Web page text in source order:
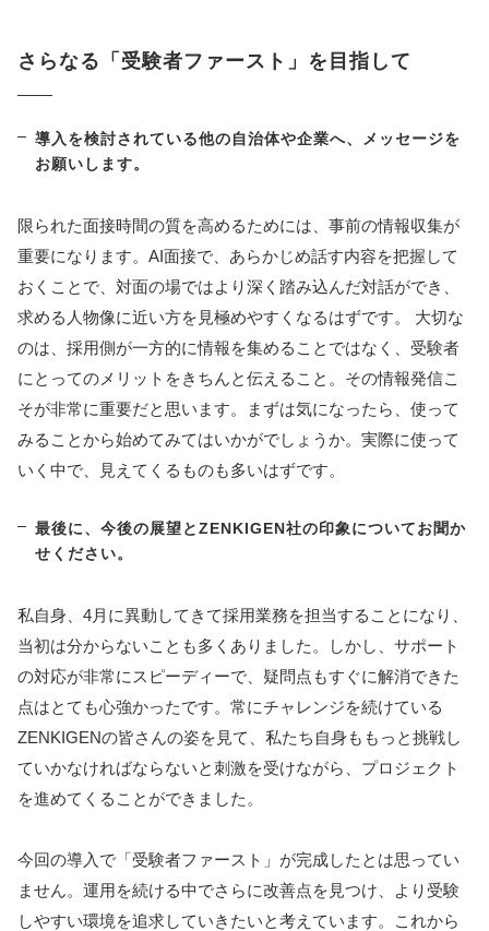
さらなる「受験者ファースト」を目指して
導入を検討されている他の自治体や企業へ、メッセージを
お願いします。
限られた面接時間の質を高めるためには、事前の情報収集が
重要になります。AI面接で、あらかじめ話す内容を把握して
おくことで、対面の場ではより深く踏み込んだ対話ができ、
求める人物像に近い方を見極めやすくなるはずです。 大切な
のは、採用側が一方的に情報を集めることではなく、受験者
にとってのメリットをきちんと伝えること。その情報発信こ
そが非常に重要だと思います。まずは気になったら、使って
みることから始めてみてはいかがでしょうか。実際に使って
いく中で、見えてくるものも多いはずです。
最後に、今後の展望とZENKIGEN社の印象についてお聞か
せください。
私自身、4月に異動してきて採用業務を担当することになり、
当初は分からないことも多くありました。しかし、サポート
の対応が非常にスピーディーで、疑問点もすぐに解消できた
点はとても心強かったです。常にチャレンジを続けている
ZENKIGENの皆さんの姿を見て、私たち自身ももっと挑戦し
ていかなければならないと刺激を受けながら、プロジェクト
を進めてくることができました。
今回の導入で「受験者ファースト」が完成したとは思ってい
ません。運用を続ける中でさらに改善点を見つけ、より受験
しやすい環境を追求していきたいと考えています。これから